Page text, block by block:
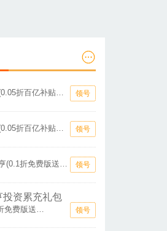
苍穹志(0.05折百亿补贴版)积分礼包 领号
苍穹志(0.05折百亿补贴版)新手礼包 领号
消消大亨(0.1折免费版送6480)总裁累充礼包 领号
消消大亨(0.1折免费版送6480)投资累充礼包 领号